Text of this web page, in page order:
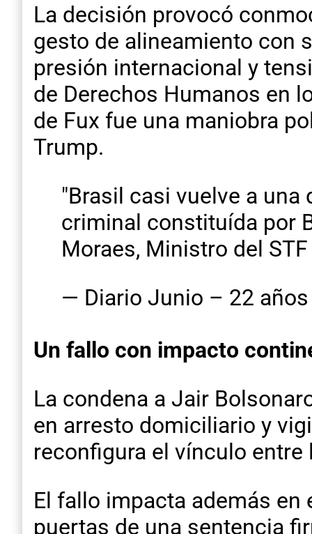
La decisión provocó
gesto de alineamiento con
presión internacional y
de Derechos Humanos en
de Fux fue una maniobra
Trump.
"Brasil casi vuelve a
criminal constituída por
Moraes, Ministro del
— Diario Junio – 22
Un fallo con impacto
La condena a Jair
en arresto domiciliario y
reconfigura el vínculo
El fallo impacta además
puertas de una sentencia